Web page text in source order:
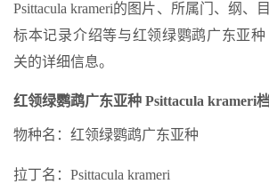
Psittacula krameri的图片、所属门、纲、
标本记录介绍等与红领绿鹦鹉广东亚种
关的详细信息。
红领绿鹦鹉广东亚种 Psittacula krameri
物种名：红领绿鹦鹉广东亚种
拉丁名：Psittacula krameri